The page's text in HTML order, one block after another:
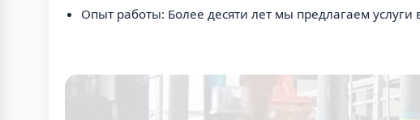
Опыт работы: Более десяти лет мы предлагаем